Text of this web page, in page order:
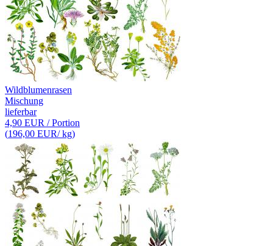
Wildblumenrasen
Mischung
lieferbar
4,90 EUR / Portion
(196,00 EUR/ kg)